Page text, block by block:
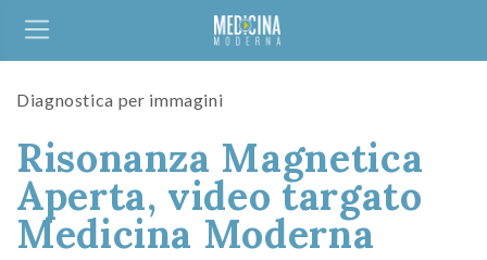
Diagnostica per immagini
Risonanza Magnetica
Aperta, video targato
Medicina Moderna